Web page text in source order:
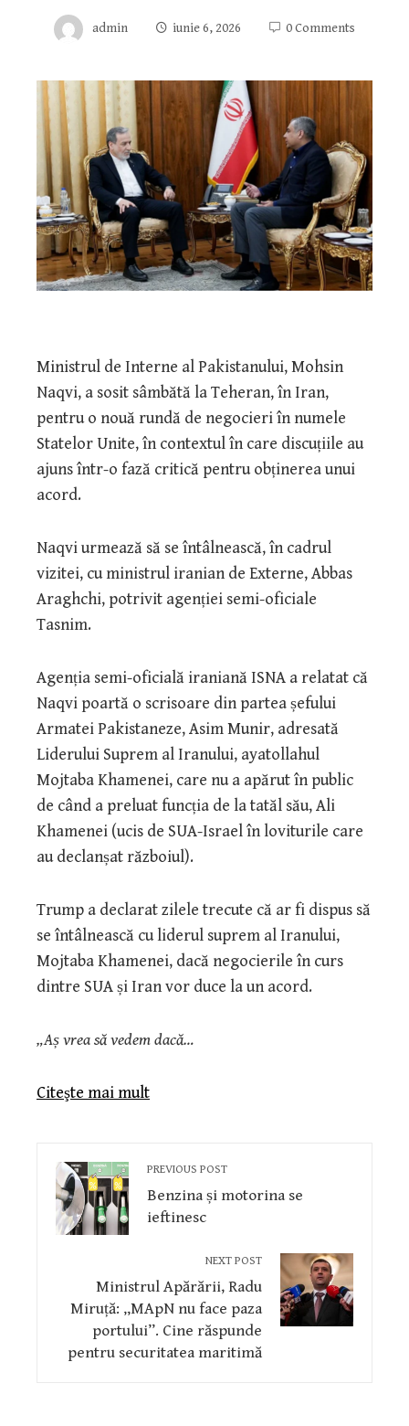
admin iunie 6, 2026 0 Comments
Ministrul de Interne al Pakistanului, Mohsin
Naqvi, a sosit sâmbătă la Teheran, în Iran,
pentru o nouă rundă de negocieri în numele
Statelor Unite, în contextul în care discuțiile au
ajuns într-o fază critică pentru obținerea unui
acord.
Naqvi urmează să se întâlnească, în cadrul
vizitei, cu ministrul iranian de Externe, Abbas
Araghchi, potrivit agenției semi-oficiale
Tasnim.
Agenția semi-oficială iraniană ISNA a relatat că
Naqvi poartă o scrisoare din partea șefului
Armatei Pakistaneze, Asim Munir, adresată
Liderului Suprem al Iranului, ayatollahul
Mojtaba Khamenei, care nu a apărut în public
de când a preluat funcția de la tatăl său, Ali
Khamenei (ucis de SUA-Israel în loviturile care
au declanșat războiul).
Trump a declarat zilele trecute că ar fi dispus să
se întâlnească cu liderul suprem al Iranului,
Mojtaba Khamenei, dacă negocierile în curs
dintre SUA și Iran vor duce la un acord.
„Aș vrea să vedem dacă…
Citeşte mai mult
PREVIOUS POST
Benzina și motorina se
ieftinesc
NEXT POST
Ministrul Apărării, Radu
Miruță: „MApN nu face paza
portului”. Cine răspunde
pentru securitatea maritimă